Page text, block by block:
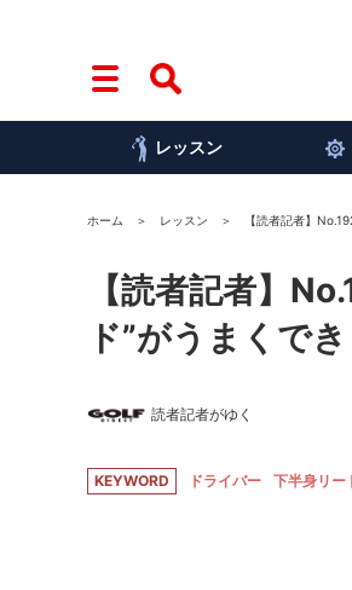
レッスン
ホーム レッスン 【読者記者】
【読者記者】
ド”がうまくで
読者記者がゆく
KEYWORD ドライバー 下半身リー